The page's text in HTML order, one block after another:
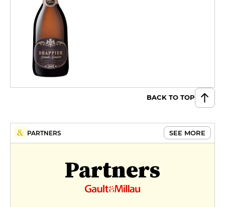
BACK TO TOP
PARTNERS SEE MORE
Partners